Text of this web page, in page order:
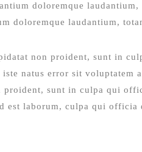
doloremque laudantium,
doloremque laudantium,
non proident, sunt in
natus error sit voluptatem
proident, sunt in culpa qui
laborum, culpa qui officia